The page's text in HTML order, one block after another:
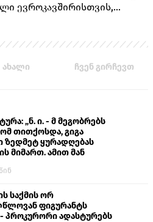
ევროკავშირისთვის,
ახალი ჩვენ გირჩევთ
„ნ. ი. - მ მეგობრებს
თითქოსდა, გიგა
ზედმეტ ყურადღებას
მიმართ. ამით მან
გიგა ავალიანს“
საქმის ორ
ფიგურანტს
- პროკურორი ადასტურებს